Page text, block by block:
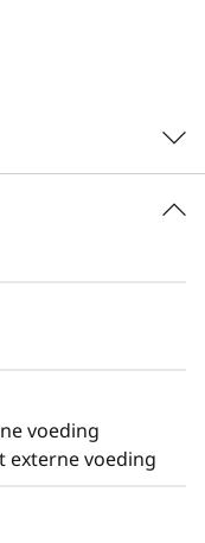
rackmontage
racks om
voeding
externe voeding